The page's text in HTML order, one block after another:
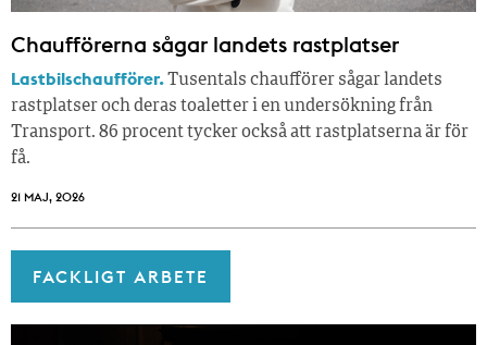
Chaufförerna sågar landets rastplatser
Lastbilschaufförer.Tusentals chaufförer sågar landets
rastplatser och deras toaletter i en undersökning från
Transport. 86 procent tycker också att rastplatserna är för
få.
21 MAJ, 2026
FACKLIGT ARBETE